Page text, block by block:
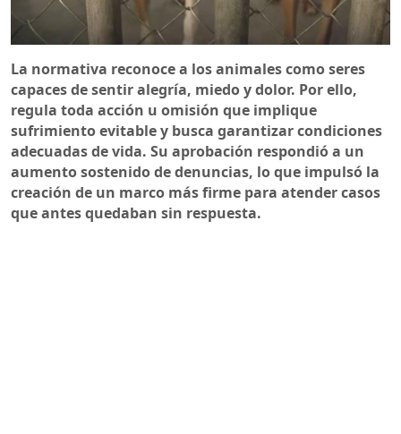
La normativa reconoce a los animales como seres
capaces de sentir alegría, miedo y dolor. Por ello,
regula toda acción u omisión que implique
sufrimiento evitable y busca garantizar condiciones
adecuadas de vida. Su aprobación respondió a un
aumento sostenido de denuncias, lo que impulsó la
creación de un marco más firme para atender casos
que antes quedaban sin respuesta.